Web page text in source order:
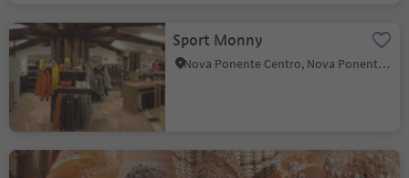
Sport Monny
Nova Ponente Centro, Nova Ponente, Regione dolomitica Val d'Ega
Panificio Naeckler